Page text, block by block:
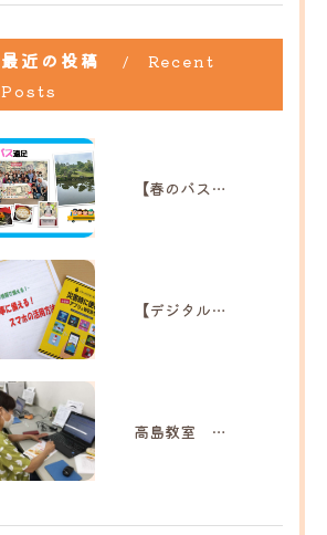
最近の投稿
Recent
Posts
【春のバス遠足】｜ひだまり高島教室
【デジタル防災講座】｜ひだまり彦根教室
高島教室 M様